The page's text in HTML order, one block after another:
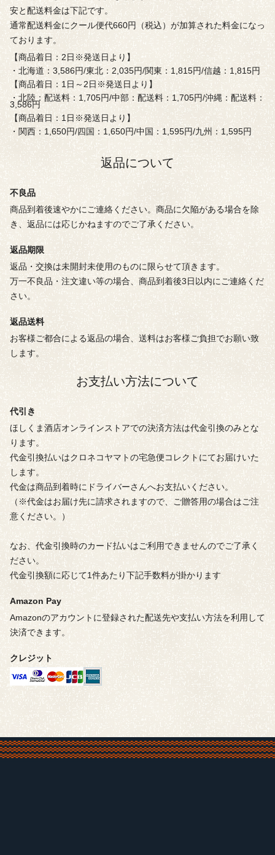
安と配送料金は下記です。
通常配送料金にクール便代660円（税込）が加算された料金になっ
ております。
【商品着日：2日※発送日より】
・北海道：3,586円/東北：2,035円/関東：1,815円/信越：1,815円
【商品着日：1日～2日※発送日より】
・北陸：配送料：1,705円/中部：配送料：1,705円/沖縄：配送料：
3,586円
【商品着日：1日※発送日より】
・関西：1,650円/四国：1,650円/中国：1,595円/九州：1,595円
返品について
不良品
商品到着後速やかにご連絡ください。商品に欠陥がある場合を除
き、返品には応じかねますのでご了承ください。
返品期限
返品・交換は未開封未使用のものに限らせて頂きます。
万一不良品・注文違い等の場合、商品到着後3日以内にご連絡くだ
さい。
返品送料
お客様ご都合による返品の場合、送料はお客様ご負担でお願い致
します。
お支払い方法について
代引き
ほしくま酒店オンラインストアでの決済方法は代金引換のみとな
ります。
代金引換払いはクロネコヤマトの宅急便コレクトにてお届けいた
します。
代金は商品到着時にドライバーさんへお支払いください。
（※代金はお届け先に請求されますので、ご贈答用の場合はご注
意ください。）
なお、代金引換時のカード払いはご利用できませんのでご了承く
ださい。
代金引換額に応じて1件あたり下記手数料が掛かります
Amazon Pay
Amazonのアカウントに登録された配送先や支払い方法を利用して
決済できます。
クレジット